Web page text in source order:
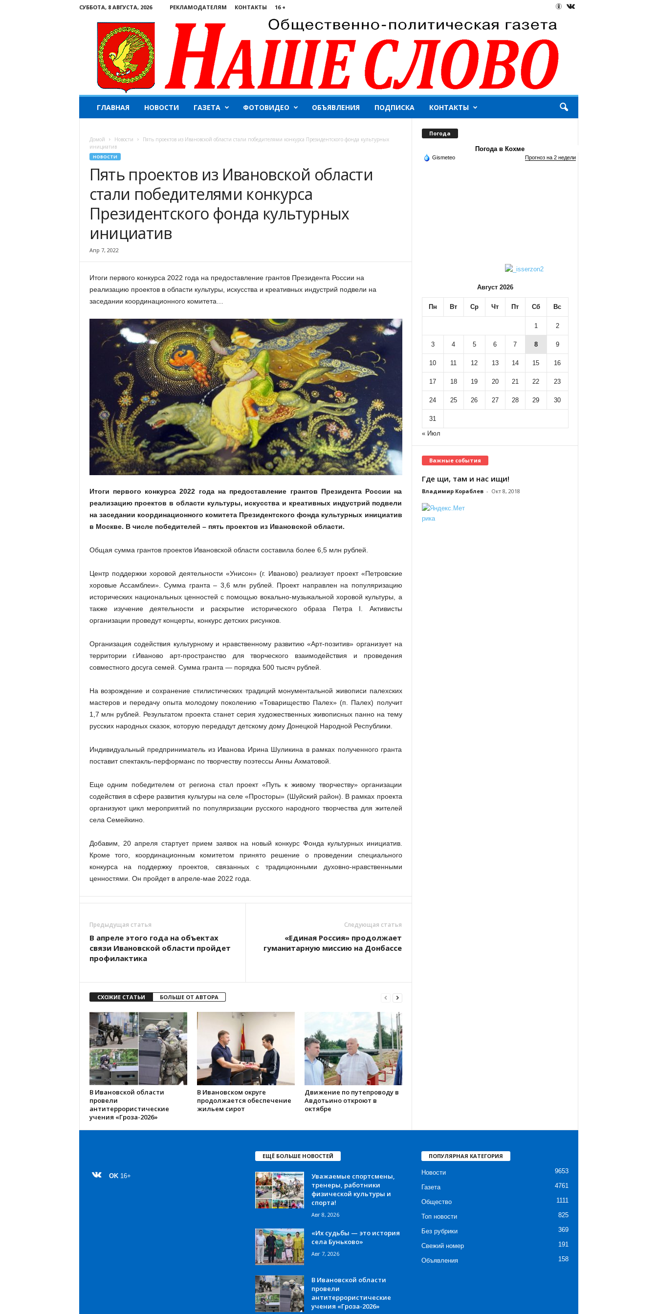
СУББОТА, 8 АВГУСТА, 2026 РЕКЛАМОДАТЕЛЯМ КОНТАКТЫ 16 +
ш
И
ГЛАВНАЯ НОВОСТИ ГАЗЕТА ФОТОВИДЕО ОБЪЯВЛЕНИЯ ПОДПИСКА КОНТАКТЫ
Домой Новости
Пять проектов из Ивановской области стали победителями конкурса Президентского фонда культурных
инициатив
НОВОСТИ
Пять проектов из Ивановской области
стали победителями конкурса
Президентского фонда культурных
инициатив
Апр 7, 2022
Итоги первого конкурса 2022 года на предоставление грантов Президента России на
реализацию проектов в области культуры, искусства и креативных индустрий подвели на
заседании координационного комитета…
Итоги первого конкурса 2022 года на предоставление грантов Президента России на
реализацию проектов в области культуры, искусства и креативных индустрий подвели
на заседании координационного комитета Президентского фонда культурных инициатив
в Москве. В числе победителей – пять проектов из Ивановской области.
Общая сумма грантов проектов Ивановской области составила более 6,5 млн рублей.
Центр поддержки хоровой деятельности «Унисон» (г. Иваново) реализует проект «Петровские
хоровые Ассамблеи». Сумма гранта – 3,6 млн рублей. Проект направлен на популяризацию
исторических национальных ценностей с помощью вокально-музыкальной хоровой культуры, а
также изучение деятельности и раскрытие исторического образа Петра I. Активисты
организации проведут концерты, конкурс детских рисунков.
Организация содействия культурному и нравственному развитию «Арт-позитив» организует на
территории г.Иваново арт-пространство для творческого взаимодействия и проведения
совместного досуга семей. Сумма гранта — порядка 500 тысяч рублей.
На возрождение и сохранение стилистических традиций монументальной живописи палехских
мастеров и передачу опыта молодому поколению «Товарищество Палех» (п. Палех) получит
1,7 млн рублей. Результатом проекта станет серия художественных живописных панно на тему
русских народных сказок, которую передадут детскому дому Донецкой Народной Республики.
Индивидуальный предприниматель из Иванова Ирина Шуликина в рамках полученного гранта
поставит спектакль-перформанс по творчеству поэтессы Анны Ахматовой.
Еще одним победителем от региона стал проект «Путь к живому творчеству» организации
содействия в сфере развития культуры на селе «Просторы» (Шуйский район). В рамках проекта
организуют цикл мероприятий по популяризации русского народного творчества для жителей
села Семейкино.
Добавим, 20 апреля стартует прием заявок на новый конкурс Фонда культурных инициатив.
Кроме того, координационным комитетом принято решение о проведении специального
конкурса на поддержку проектов, связанных с традиционными духовно-нравственными
ценностями. Он пройдет в апреле-мае 2022 года.
Предыдущая статья
В апреле этого года на объектах
связи Ивановской области пройдет
профилактика
Следующая статья
«Единая Россия» продолжает
гуманитарную миссию на Донбассе
СХОЖИЕ СТАТЬИ БОЛЬШЕ ОТ АВТОРА
В Ивановской области
провели
антитеррористические
учения «Гроза-2026»
В Ивановском округе
продолжается обеспечение
жильем сирот
Движение по путепроводу в
Авдотьино откроют в
октябре
Погода
Погода в Кохме
Gismeteo Прогноз на 2 недели
Август 2026
Пн Вт Ср Чт Пт Сб Вс
1 2
3 4 5 6 7 8 9
10 11 12 13 14 15 16
17 18 19 20 21 22 23
24 25 26 27 28 29 30
31
« Июл
Важные события
Где щи, там и нас ищи!
Владимир Кораблев - Окт 8, 2018
OK 16+
ЕЩЁ БОЛЬШЕ НОВОСТЕЙ
Уважаемые спортсмены,
тренеры, работники
физической культуры и
спорта!
Авг 8, 2026
«Их судьбы — это история
села Буньково»
Авг 7, 2026
В Ивановской области
провели
антитеррористические
учения «Гроза-2026»
ПОПУЛЯРНАЯ КАТЕГОРИЯ
Новости 9653
Газета 4761
Общество 1111
Топ новости 825
Без рубрики 369
Свежий номер 191
Объявления 158